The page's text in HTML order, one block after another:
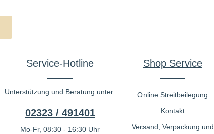
Service-Hotline
Unterstützung und Beratung unter:
02323 / 491401
Mo-Fr, 08:30 - 16:30 Uhr
Shop Service
Online Streitbeilegung
Kontakt
Versand, Verpackung und